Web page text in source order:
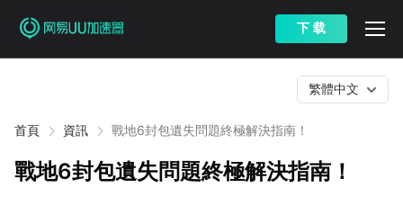
下 载
首頁 資訊 戰地6封包遺失問題終極解決指南！
繁體中文
戰地6封包遺失問題終極解決指南！